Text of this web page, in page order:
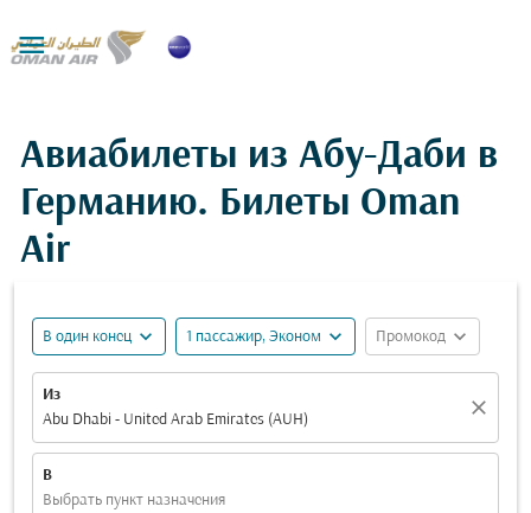

Авиабилеты из Абу-Даби в
Германию. Билеты Oman
Air
В один конец expand_more 1 пассажир, Эконом expand_more Промокод expand_more
Из
Abu Dhabi - United Arab Emirates (AUH)
close
В
Выбрать пункт назначения